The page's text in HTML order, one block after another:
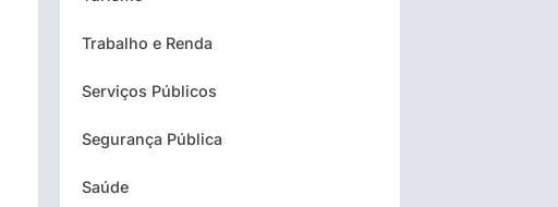
Trabalho e Renda
Serviços Públicos
Segurança Pública
Saúde